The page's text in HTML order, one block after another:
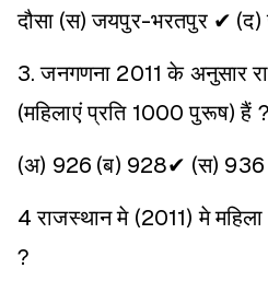
दौसा (स) जयपुर-भरतपुर ✔ (द)
3. जनगणना 2011 के अनुसार
(महिलाएं प्रति 1000 पुरूष) हैं ?
(अ) 926 (ब) 928✔ (स) 936
4 राजस्थान मे (2011) मे महिला
?